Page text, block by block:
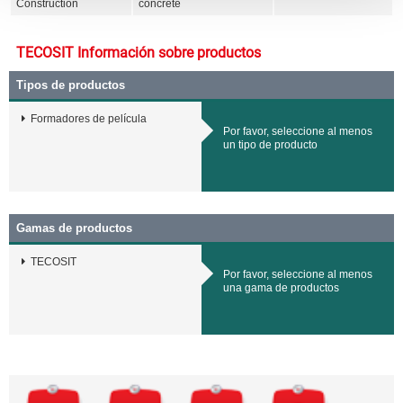
Construction
concrete
TECOSIT Información sobre productos
Tipos de productos
Formadores de película
Por favor, seleccione al menos
un tipo de producto
Gamas de productos
TECOSIT
Por favor, seleccione al menos
una gama de productos